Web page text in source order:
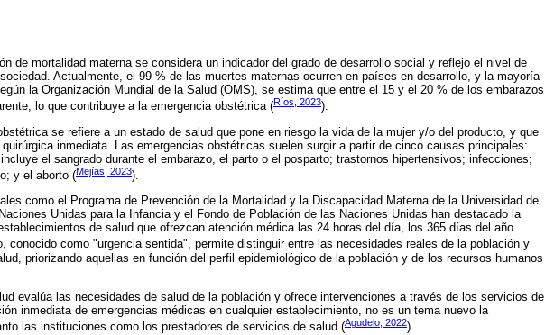
de mortalidad materna se considera un indicador del grado de desarrollo social y reflejo el nivel de
Actualmente, el 99 % de las muertes maternas ocurren en países en desarrollo, y la mayoría
la Organización Mundial de la Salud (OMS), se estima que entre el 15 y el 20 % de los embarazos
lo que contribuye a la emergencia obstétrica (Ríos, 2023).
se refiere a un estado de salud que pone en riesgo la vida de la mujer y/o del producto, y que
inmediata. Las emergencias obstétricas suelen surgir a partir de cinco causas principales:
el sangrado durante el embarazo, el parto o el posparto; trastornos hipertensivos; infecciones;
y el aborto (Mejías, 2023).
como el Programa de Prevención de la Mortalidad y la Discapacidad Materna de la Universidad de
Unidas para la Infancia y el Fondo de Población de las Naciones Unidas han destacado la
de salud que ofrezcan atención médica las 24 horas del día, los 365 días del año
conocido como "urgencia sentida", permite distinguir entre las necesidades reales de la población y
priorizando aquellas en función del perfil epidemiológico de la población y de los recursos humanos
evalúa las necesidades de salud de la población y ofrece intervenciones a través de los servicios de
inmediata de emergencias médicas en cualquier establecimiento, no es un tema nuevo la
las instituciones como los prestadores de servicios de salud (Agudelo, 2022).